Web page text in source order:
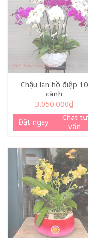
Chậu lan hồ điệp 10
cành
3.050.000₫
Đặt ngay
Chat tư
vấn